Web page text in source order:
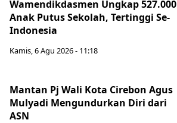
Wamendikdasmen Ungkap 527.000
Anak Putus Sekolah, Tertinggi Se-
Indonesia
Kamis, 6 Agu 2026 - 11:18
Mantan Pj Wali Kota Cirebon Agus
Mulyadi Mengundurkan Diri dari
ASN